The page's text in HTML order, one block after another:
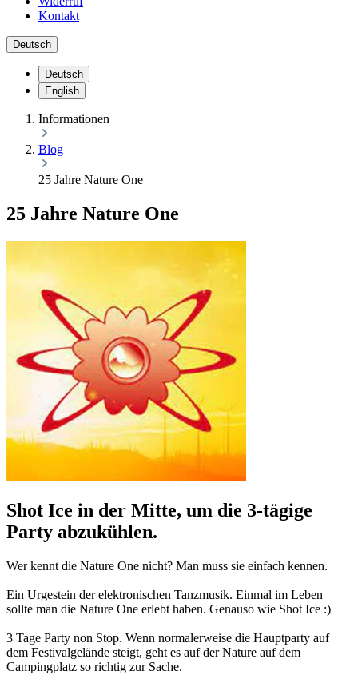
Kontakt
Deutsch
Deutsch
English
Informationen
Blog
25 Jahre Nature One
25 Jahre Nature One
Shot Ice in der Mitte, um die 3-tägige
Party abzukühlen.
Wer kennt die Nature One nicht? Man muss sie einfach kennen.
Ein Urgestein der elektronischen Tanzmusik. Einmal im Leben
sollte man die Nature One erlebt haben. Genauso wie Shot Ice :)
3 Tage Party non Stop. Wenn normalerweise die Hauptparty auf
dem Festivalgelände steigt, geht es auf der Nature auf dem
Campingplatz so richtig zur Sache.